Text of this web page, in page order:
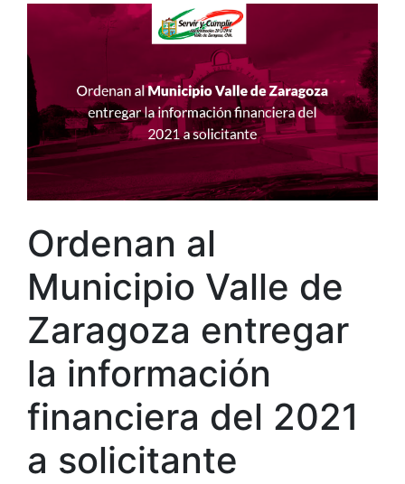
Ordenan al
Municipio Valle de
Zaragoza entregar
la información
financiera del 2021
a solicitante